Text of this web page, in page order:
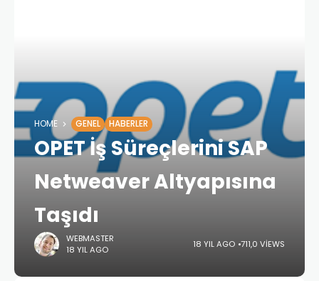
HOME GENEL HABERLER
OPET İş Süreçlerini SAP
Netweaver Altyapısına
Taşıdı
WEBMASTER
18 YIL AGO
18 YIL AGO 711,0 VIEWS